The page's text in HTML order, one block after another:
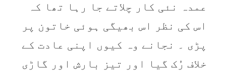
عمدہ نئی کار چلاتے جا رہا تھا کہ
اس کی نظر اس بھیگی ہوئی خاتون پر
پڑی ۔ نجانے وہ کیوں اپنی عادت کے
خلاف رُک گیا اور تیز بارش اور گاڑی